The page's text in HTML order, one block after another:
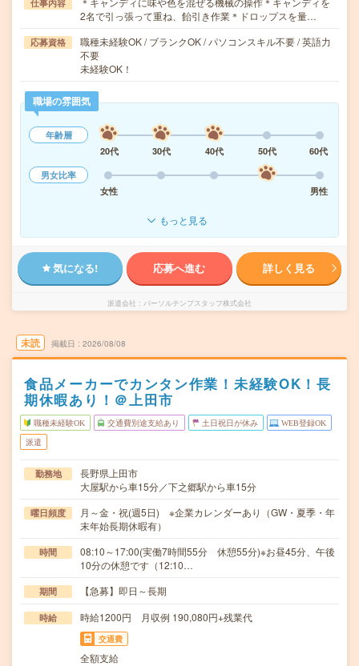
仕事内容
2名で引っ張って重ね、飴引き作業＊ドロップスを量…
応募資格
職種未経験OK / ブランクOK / パソコンスキル不要 / 英語力
不要
未経験OK！
職場の雰囲気
年齢層
20代
30代 40代 50代
60代
男女比率
女性
男性
もっと見る
気になる! 応募へ進む 詳しく見る
派遣会社 パーソルテンプスタッフ株式会社
未読 掲載日 2026/08/08
食品メーカーでカンタン作業！未経験OK！長
期休暇あり！＠上田市
職種未経験OK 交通費別途支給あり 土日祝日が休み WEB登録OK
派遣
勤務地
長野県上田市
大屋駅から車15分／下之郷駅から車15分
曜日頻度
月～金・祝(週5日) ※企業カレンダーあり（GW・夏季・年
末年始長期休暇有）
時間
08:10～17:00(実働7時間55分 休憩55分)※お昼45分、午後
10分の休憩です（12:10…
期間 【急募】即日～長期
時給 時給1200円 月収例 190,080円+残業代
交通費
全額支給